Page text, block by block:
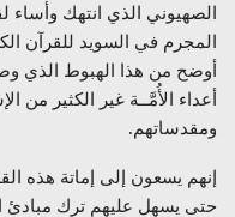
الصهيوني الذي انتهك
المجرم في السويد للقرآن
أوضح من هذا الهبوط الذي
أعداء الأُمَّــة غير الكثير من
ومقدساتهم.
إنهم يسعون إلى إماتة هذه
حتى يسهل عليهم ترك مبادئ